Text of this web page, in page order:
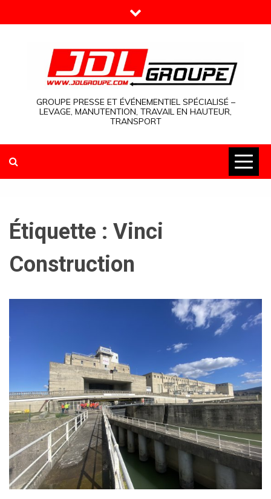
to
GROUPE PRESSE ET ÉVÉNEMENTIEL SPÉCIALISÉ –
LEVAGE, MANUTENTION, TRAVAIL EN HAUTEUR,
TRANSPORT
Étiquette : Vinci
Construction